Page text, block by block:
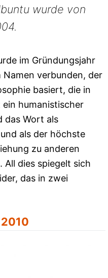
wurde von
im Gründungsjahr
verbunden, der
basiert, die in
ein humanistischer
das Wort als
als der höchste
zu anderen
dies spiegelt sich
das in zwei